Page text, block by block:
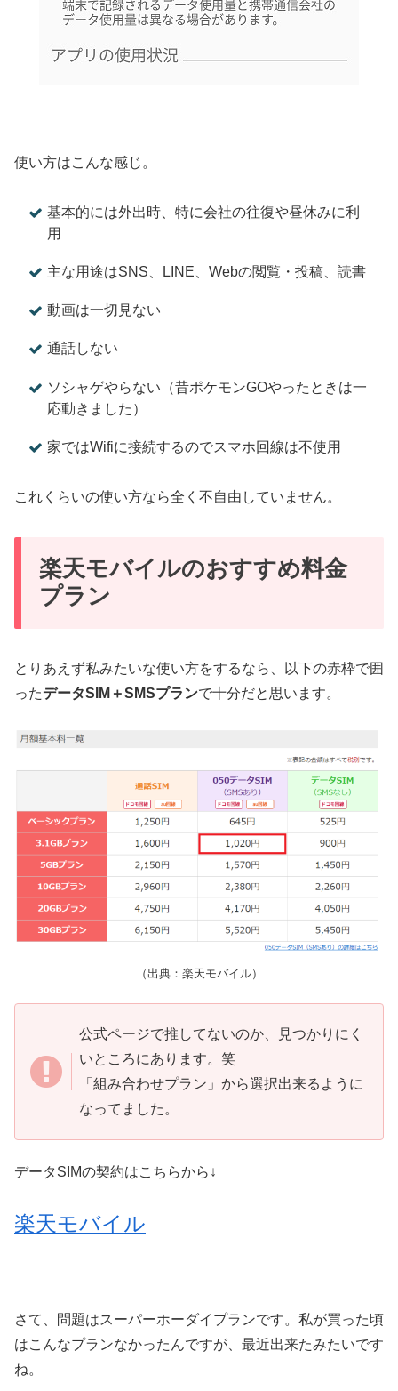
使い方はこんな感じ。
基本的には外出時、特に会社の往復や昼休みに利
用
主な用途はSNS、LINE、Webの閲覧・投稿、読書
動画は一切見ない
通話しない
ソシャゲやらない（昔ポケモンGOやったときは一
応動きました）
家ではWifiに接続するのでスマホ回線は不使用
これくらいの使い方なら全く不自由していません。
楽天モバイルのおすすめ料金
プラン
とりあえず私みたいな使い方をするなら、以下の赤枠で囲
ったデータSIM＋SMSプランで十分だと思います。
（出典：楽天モバイル）
公式ページで推してないのか、見つかりにく
いところにあります。笑
「組み合わせプラン」から選択出来るように
なってました。
データSIMの契約はこちらから↓
楽天モバイル
さて、問題はスーパーホーダイプランです。私が買った頃
はこんなプランなかったんですが、最近出来たみたいです
ね。